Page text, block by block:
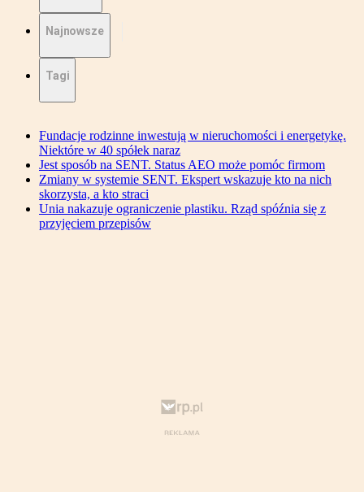
Najnowsze
Tagi
Fundacje rodzinne inwestują w nieruchomości i energetykę.
Niektóre w 40 spółek naraz
Jest sposób na SENT. Status AEO może pomóc firmom
Zmiany w systemie SENT. Ekspert wskazuje kto na nich
skorzysta, a kto straci
Unia nakazuje ograniczenie plastiku. Rząd spóźnia się z
przyjęciem przepisów